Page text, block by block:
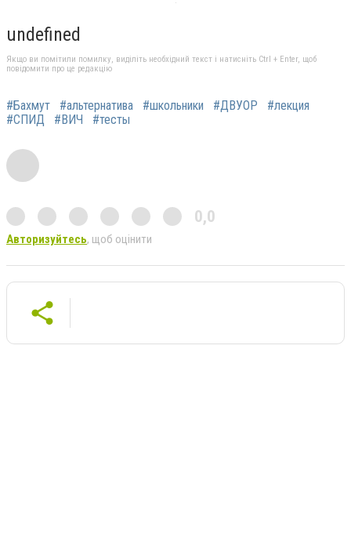
undefined
Якщо ви помітили помилку, виділіть необхідний текст і натисніть Ctrl + Enter, щоб
повідомити про це редакцію
#Бахмут #альтернатива #школьники #ДВУОР
#лекция
#СПИД
#ВИЧ #тесты
0,0
Авторизуйтесь, щоб оцінити